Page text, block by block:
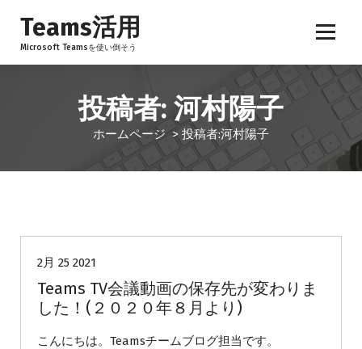
ン
プ
Teams活用
Microsoft Teamsを使い倒そう
投稿者: 河村陽子
ホームページ > 投稿者:河村陽子
2月 25 2021
Teams TV会議動画の保存先が変わりま
した！(２０２０年８月より)
こんにちは。Teamsチームブログ担当です。